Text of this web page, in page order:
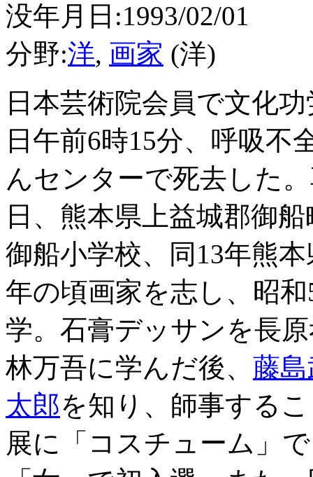
没年月日:1993/02/01
分野:洋, 画家 (洋)
日本芸術院会員で文化
日午前6時15分、呼吸不
んセンターで死去した
日、熊本県上益城郡御
御船小学校、同13年熊
年の頃画家を志し、昭
学。石膏デッサンを長
林万吾に学んだ後、 藤
太郎を知り、師事する
展に「コスチューム」